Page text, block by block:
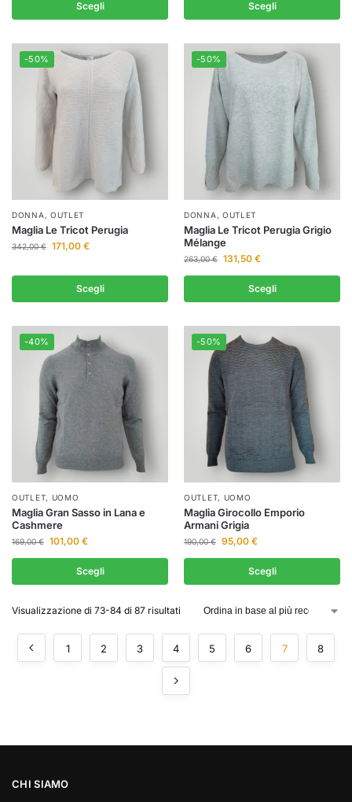
Scegli Scegli
-50%
DONNA , OUTLET
Maglia Le Tricot Perugia
342,00€ 171,00 €
Scegli
-50%
DONNA , OUTLET
Maglia Le Tricot Perugia Grigio
Mélange
263,00€ 131,50 €
Scegli
-40%
OUTLET, UOMO
Maglia Gran Sasso in Lana e
Cashmere
169,00€ 101,00 €
Scegli
-50%
OUTLET, UOMO
Maglia Girocollo Emporio
Armani Grigia
190,00€ 95,00 €
Scegli
Visualizzazione di 73-84 di 87 risultati
1 2 3 4 5 6 7 8
CHI SIAMO